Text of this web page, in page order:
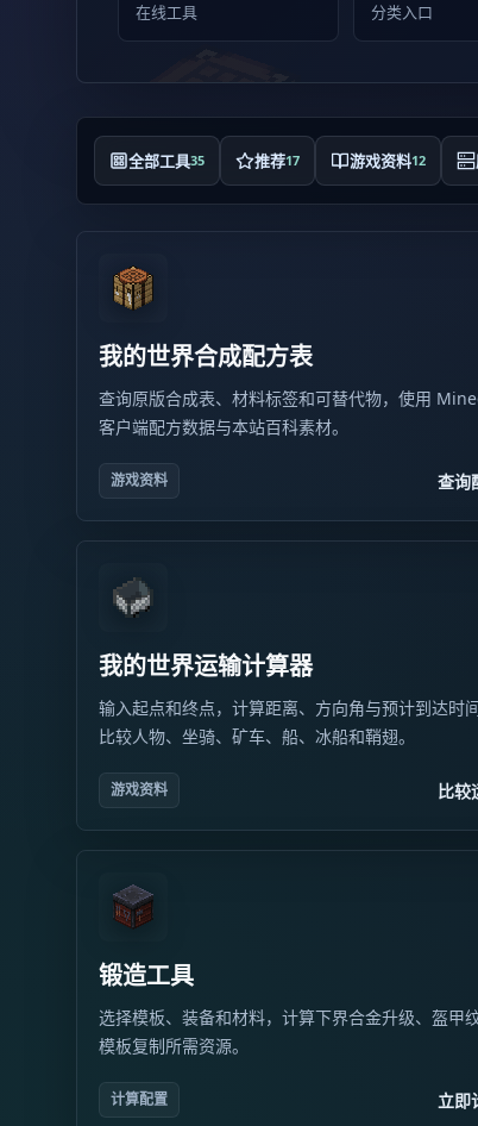
在线工具 分类入口
全部工具35 推荐17 游戏资料12
我的世界合成配方表
查询原版合成表、材料标签和可替代物，使用
客户端配方数据与本站百科素材。
游戏资料 查询
我的世界运输计算器
输入起点和终点，计算距离、方向角与预计到达时
比较人物、坐骑、矿车、船、冰船和鞘翅。
游戏资料 比较
锻造工具
选择模板、装备和材料，计算下界合金升级、盔甲
模板复制所需资源。
计算配置 立即